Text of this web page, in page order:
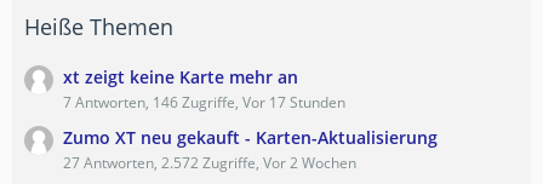
Heiße Themen
xt zeigt keine Karte mehr an
7 Antworten, 146 Zugriffe, Vor 17 Stunden
Zumo XT neu gekauft - Karten-Aktualisierung
27 Antworten, 2.572 Zugriffe, Vor 2 Wochen